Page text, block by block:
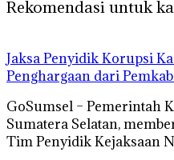
Rekomendasi untuk
Jaksa Penyidik Korupsi
Penghargaan dari
GoSumsel – Pemerintah
Sumatera Selatan,
Tim Penyidik Kejaksaan